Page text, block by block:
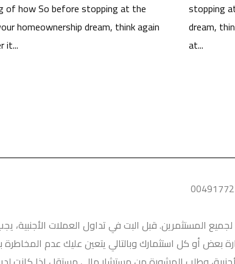
of how So before stopping at the
homeownership dream, think again
it...
stopping
dream,
at...
المستثمرين. قبل البت في تداول العملات الأجنبية،
أو كل استثمارك وبالتالي يتعين عليك عدم المخاطرة